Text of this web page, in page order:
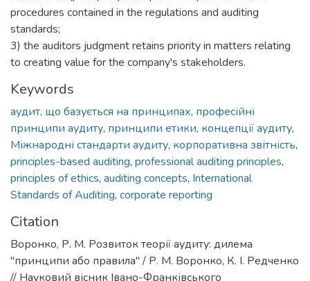
procedures contained in the regulations and auditing
standards;
3) the auditors judgment retains priority in matters relating
to creating value for the company's stakeholders.
Keywords
аудит, що базується на принципах, професійні
принципи аудиту, принципи етики, концепції аудиту,
Міжнародні стандарти аудиту, корпоративна звітність,
principles-based auditing, professional auditing principles,
principles of ethics, auditing concepts, International
Standards of Auditing, corporate reporting
Citation
Воронко, Р. М. Розвиток теорії аудиту: дилема
"принципи або правила" / Р. М. Воронко, К. І. Редченко
// Науковий вісник Івано-Франківського